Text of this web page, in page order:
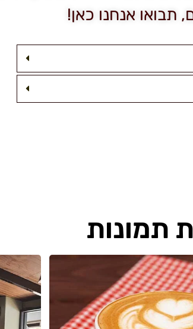
תבואו אנחנו כאן!
תמונות